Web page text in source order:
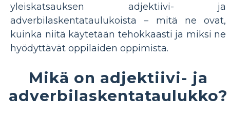
yleiskatsauksen adjektiivi- ja
adverbilaskentataulukoista – mitä ne ovat,
kuinka niitä käytetään tehokkaasti ja miksi ne
hyödyttävät oppilaiden oppimista.
Mikä on adjektiivi- ja
adverbilaskentataulukko?